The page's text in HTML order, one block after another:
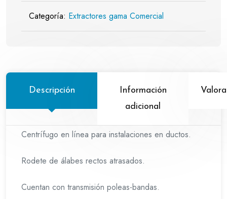
Categoría: Extractores gama Comercial
Descripción
Información
adicional
Centrífugo en línea para instalaciones en ductos.
Rodete de álabes rectos atrasados.
Cuentan con transmisión poleas-bandas.